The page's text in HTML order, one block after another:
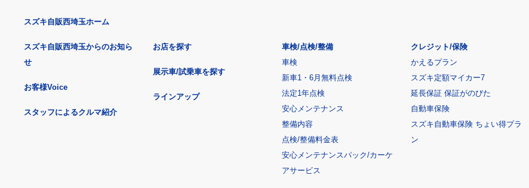
スズキ自販西埼玉ホーム
スズキ自販西埼玉からのお知ら
せ
お客様Voice
スタッフによるクルマ紹介
お店を探す
展示車/試乗車を探す
ラインアップ
車検/点検/整備
車検
新車1・6月無料点検
法定1年点検
安心メンテナンス
整備内容
点検/整備料金表
安心メンテナンスパック/カーケ
アサービス
クレジット/保険
かえるプラン
スズキ定額マイカー7
延長保証 保証がのびた
自動車保険
スズキ自動車保険 ちょい得プラ
ン